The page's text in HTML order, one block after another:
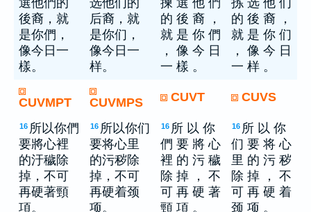
選他們的
後裔，就
是你們，
像今日一
樣。
选他们的
后裔，就
是你们，
像今日一
样。
揀 選 他 們
的 後 裔 ，
就 是 你 們
， 像 今 日
一 樣 。
拣 选 他 们
的 後 裔 ，
就 是 你 们
， 像 今 日
一 样 。
CUVMPT CUVMPS CUVT CUVS
16 所以你們
要將心裡
的汙穢除
掉，不可
再硬著頸
項。
16 所以你们
要将心里
的污秽除
掉，不可
再硬着颈
项。
16 所 以 你
們 要 將 心
裡 的 污 穢
除 掉 ， 不
可 再 硬 著
頸 項 。
16 所 以 你
们 要 将 心
里 的 污 秽
除 掉 ， 不
可 再 硬 着
颈 项 。